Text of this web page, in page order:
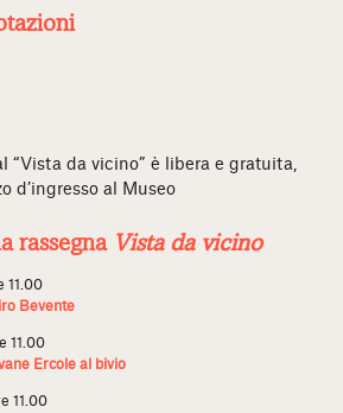
“Vista da vicino” è libera e gratuita,
d’ingresso al Museo
rassegna Vista da vicino
11.00
Bevente
11.00
Ercole al bivio
11.00